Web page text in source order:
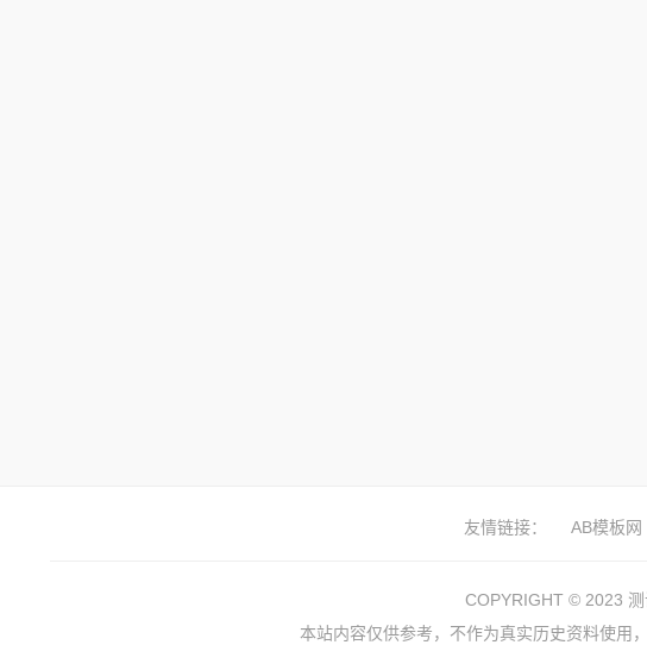
友情链接： AB模板网
COPYRIGHT © 2023
本站内容仅供参考，不作为真实历史资料使用